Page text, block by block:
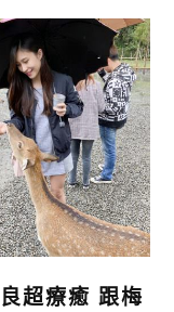
超療癒 跟梅